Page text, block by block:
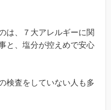
は、７大アレルギーに関
と、塩分が控えめで安心
検査をしていない人も多